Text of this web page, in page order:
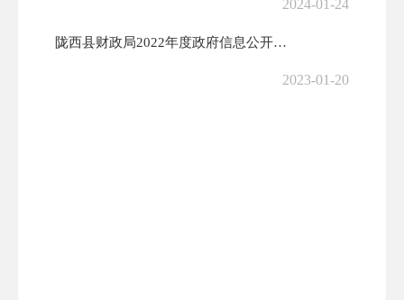
2024-01-24
陇西县财政局2022年度政府信息公开工作年度报告
2023-01-20